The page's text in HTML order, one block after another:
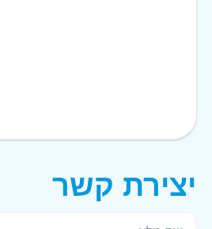
יצירת קשר